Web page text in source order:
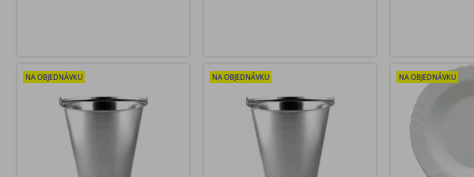
NA OBJEDNÁVKU NA OBJEDNÁVKU NA OBJEDNÁVKU